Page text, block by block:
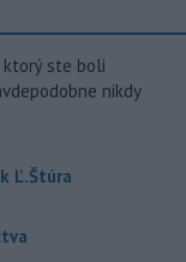
ktorý ste boli
nikdy
Ľ.Štúra